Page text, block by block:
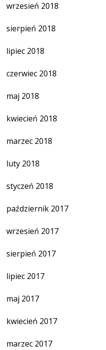
wrzesień 2018
sierpień 2018
lipiec 2018
czerwiec 2018
maj 2018
kwiecień 2018
marzec 2018
luty 2018
styczeń 2018
październik 2017
wrzesień 2017
sierpień 2017
lipiec 2017
maj 2017
kwiecień 2017
marzec 2017